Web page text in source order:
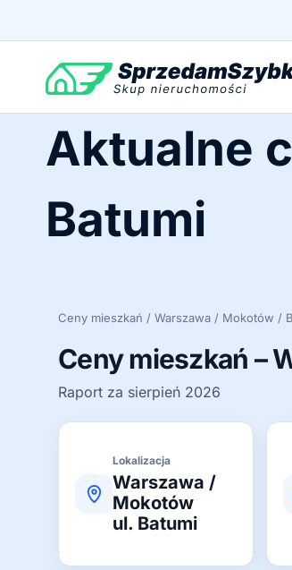
Aktualne
Batumi
Ceny mieszkań / Warszawa / Mokotów /
Ceny mieszkań –
Raport za sierpień 2026
Lokalizacja
Warszawa /
Mokotów
ul. Batumi